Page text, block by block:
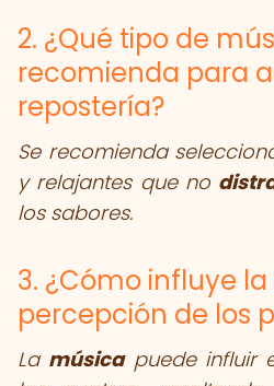
2. ¿Qué tipo de
recomienda para
repostería?
Se recomienda
y relajantes que no
los sabores.
3. ¿Cómo influye
percepción de los
La músicapuede influir